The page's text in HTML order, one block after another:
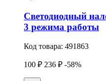
Светодиодный
3 режима работы
Код товара: 491863
100 ₽ 236 ₽ -58%